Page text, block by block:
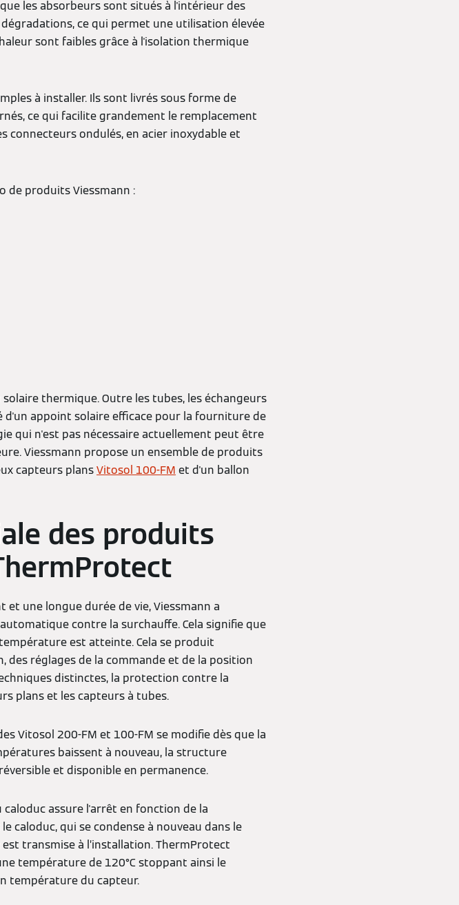
les absorbeurs sont situés à l'intérieur des
ce qui permet une utilisation élevée
sont faibles grâce à l'isolation thermique
à installer. Ils sont livrés sous forme de
ce qui facilite grandement le remplacement
connecteurs ondulés, en acier inoxydable et
de produits Viessmann :
thermique. Outre les tubes, les échangeurs
d'un appoint solaire efficace pour la fourniture de
qui n'est pas nécessaire actuellement peut être
Viessmann propose un ensemble de produits
capteurs plansVitosol 100-FM et d'un ballon
des produits
une longue durée de vie, Viessmann a
contre la surchauffe. Cela signifie que
est atteinte. Cela se produit
réglages de la commande et de la position
distinctes, la protection contre la
plans et les capteurs à tubes.
Vitosol 200-FM et 100-FM se modifie dès que la
baissent à nouveau, la structure
et disponible en permanence.
caloduc assure l'arrêt en fonction de la
caloduc, qui se condense à nouveau dans le
transmise à l’installation. ThermProtect
température de 120°C stoppant ainsi le
température du capteur.